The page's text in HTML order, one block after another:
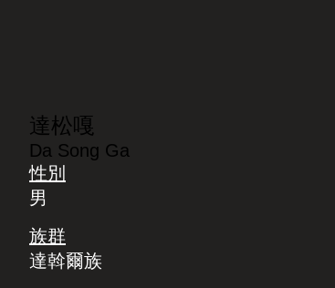
達松嘎
Da Song Ga
性別
男
族群
達斡爾族